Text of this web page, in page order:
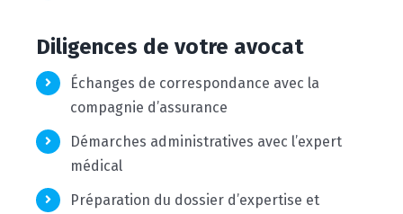
Diligences de votre avocat
Échanges de correspondance avec la
compagnie d’assurance
Démarches administratives avec l’expert
médical
Préparation du dossier d’expertise et